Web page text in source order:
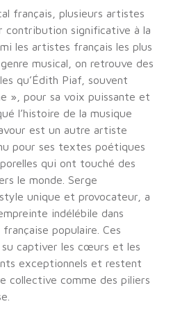
français, plusieurs artistes
contribution significative à la
les artistes français les plus
musical, on retrouve des
qu’Édith Piaf, souvent
», pour sa voix puissante et
l’histoire de la musique
est un autre artiste
pour ses textes poétiques
qui ont touché des
le monde. Serge
unique et provocateur, a
indélébile dans
française populaire. Ces
captiver les cœurs et les
exceptionnels et restent
collective comme des piliers